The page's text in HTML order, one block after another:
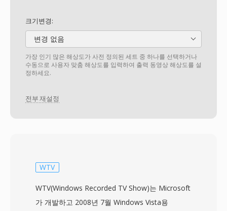
크기변경:
변경 없음
가장 인기 많은 해상도가 사전 정의된 세트 중 하나를 선택하거나
수동으로 사용자 맞춤 해상도를 입력하여 출력 동영상 해상도를 설
정하세요.
전부 재설정
WTV
WTV(Windows Recorded TV Show)는 Microsoft
가 개발하고 2008년 7월 Windows Vista용